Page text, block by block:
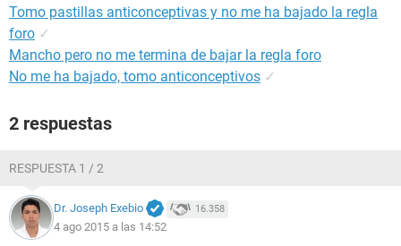
Tomo pastillas anticonceptivas y no me ha bajado la regla
foro ✓
Mancho pero no me termina de bajar la regla foro
No me ha bajado, tomo anticonceptivos ✓
2 respuestas
RESPUESTA 1 / 2
Dr. Joseph Exebio 16.358
4 ago 2015 a las 14:52